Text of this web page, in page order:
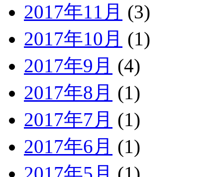
2017年11月 (3)
2017年10月 (1)
2017年9月 (4)
2017年8月 (1)
2017年7月 (1)
2017年6月 (1)